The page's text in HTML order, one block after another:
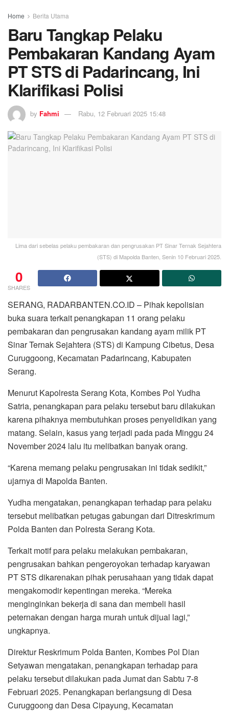
Home Berita Utama
Baru Tangkap Pelaku
Pembakaran Kandang Ayam
PT STS di Padarincang, Ini
Klarifikasi Polisi
by Fahmi Rabu, 12 Februari 2025 15:48
Lima dari sebelas pelaku pembakaran dan pengrusakan PT Sinar Ternak Sejahtera
(STS) di Mapolda Banten, Senin 10 Februari 2025.
0
SHARES
SERANG, RADARBANTEN.CO.ID – Pihak kepolisian
buka suara terkait penangkapan 11 orang pelaku
pembakaran dan pengrusakan kandang ayam milik PT
Sinar Ternak Sejahtera (STS) di Kampung Cibetus, Desa
Curuggoong, Kecamatan Padarincang, Kabupaten
Serang.
Menurut Kapolresta Serang Kota, Kombes Pol Yudha
Satria, penangkapan para pelaku tersebut baru dilakukan
karena pihaknya membutuhkan proses penyelidikan yang
matang. Selain, kasus yang terjadi pada pada Minggu 24
November 2024 lalu itu melibatkan banyak orang.
“Karena memang pelaku pengrusakan ini tidak sedikit,”
ujarnya di Mapolda Banten.
Yudha mengatakan, penangkapan terhadap para pelaku
tersebut melibatkan petugas gabungan dari Ditreskrimum
Polda Banten dan Polresta Serang Kota.
Terkait motif para pelaku melakukan pembakaran,
pengrusakan bahkan pengeroyokan terhadap karyawan
PT STS dikarenakan pihak perusahaan yang tidak dapat
mengakomodir kepentingan mereka. “Mereka
menginginkan bekerja di sana dan membeli hasil
peternakan dengan harga murah untuk dijual lagi,”
ungkapnya.
Direktur Reskrimum Polda Banten, Kombes Pol Dian
Setyawan mengatakan, penangkapan terhadap para
pelaku tersebut dilakukan pada Jumat dan Sabtu 7-8
Februari 2025. Penangkapan berlangsung di Desa
Curuggoong dan Desa Cipayung, Kecamatan